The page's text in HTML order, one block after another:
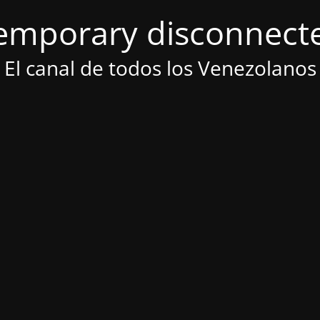
El canal de todos los Venezolanos